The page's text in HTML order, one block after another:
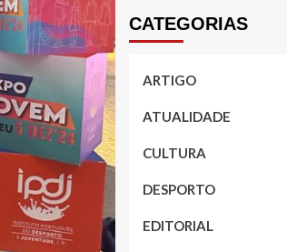
CATEGORIAS
ARTIGO
ATUALIDADE
CULTURA
DESPORTO
EDITORIAL